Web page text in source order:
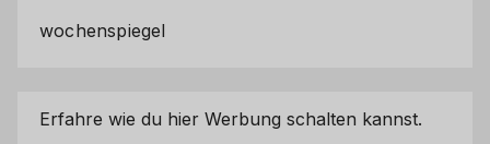
wochenspiegel
Erfahre wie du hier Werbung schalten kannst.